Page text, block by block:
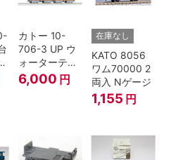
カトー 10-
706-3 UP ウ
ォーターテン
ダー 2両入
6,000 円
在庫なし
KATO 8056
ワム70000 2
両入 Nゲージ
1,155 円